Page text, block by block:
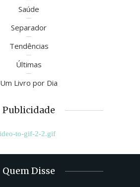
Saúde
Separador
Tendências
Últimas
Um Livro por Dia
Publicidade
Quem Disse